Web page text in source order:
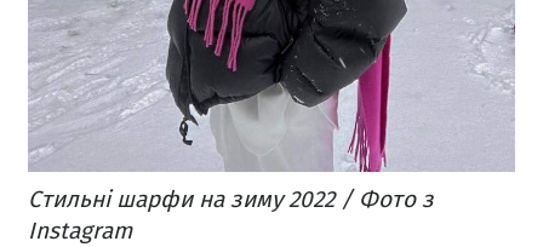
Стильні шарфи на зиму 2022 / Фото з
Instagram